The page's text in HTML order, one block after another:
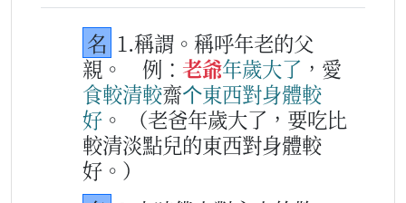
名 1.稱謂。稱呼年老的父
親。
例： 老爺年歲大了 ，愛
食較清較齋个東西對身體較
好 。
（老爸年歲大了，要吃比
較清淡點兒的東西對身體較
好。）